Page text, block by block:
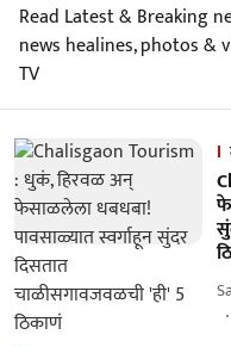
Read Latest & Breaking
news healines, photos &
TV